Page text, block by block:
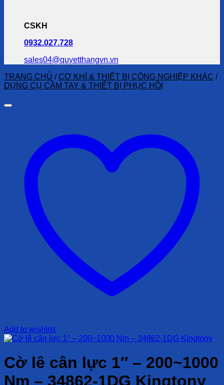
CSKH
0932.027.728
sales04@quyetthangvn.vn
TRANG CHỦ / CƠ KHÍ & THIẾT BỊ CÔNG NGHIỆP KHÁC /
DỤNG CỤ CẦM TAY & THIẾT BỊ PHỤC HỒI
Add to wishlist
Cờ lê cân lực 1″ – 200~1000
Nm – 34862-1DG Kingtony